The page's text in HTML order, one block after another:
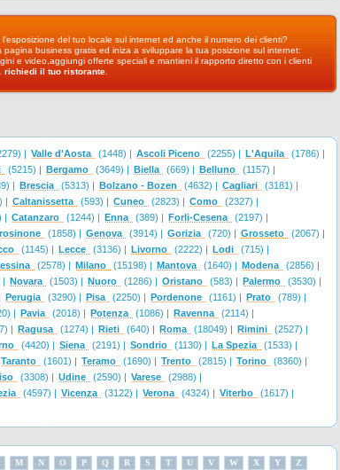
l'esposizione del tuo locale sul internet ed anche il numero dei clienti?
pagina business gratis ed iniza a sviluppare la tua posizione sul internet:
e video,aggiungi offerte speciali e mantieni il rapporto diretto con i clienti
richiedi il tuo ristorante
| Valle d'Aosta (1448) | Ascoli Piceno (2255) | L'Aquila
(1786) |
(5215) | Bergamo (3649) | Biella (669) | Belluno
(1157) |
| Brescia (5313) | Bolzano - Bozen (4632) | Cagliari
(3181) |
| Caltanissetta (593) | Cuneo (2823) | Como
(2327) |
| Catanzaro (1244) | Enna (389) | Forli-Cesena
(2197) |
(1858) | Genova (3914) | Gorizia (720) | Grosseto
(2067) |
(1145) | Lecce (3136) | Livorno (2222) | Lodi
(715) |
(2578) | Milano (15198) | Mantova (1640) | Modena
(2856) |
| Novara (1503) | Nuoro (1286) | Oristano (583) | Palermo
(3530) |
Perugia (3290) | Pisa (2250) | Pordenone (1161) | Prato
(789) |
| Pavia (2018) | Potenza (1086) | Ravenna
(2114) |
| Ragusa (1274) | Rieti (640) | Roma (18049) | Rimini
(2527) |
(4420) | Siena (2191) | Sondrio (1130) | La Spezia
(1533) |
Taranto (1601) | Teramo (1690) | Trento (2815) | Torino
(8360) |
(3308) | Udine (2590) | Varese
(2988) |
(4597) | Vicenza (3122) | Verona (4324) | Viterbo
(1617) |
M N O P Q R S T U V W X Y Z